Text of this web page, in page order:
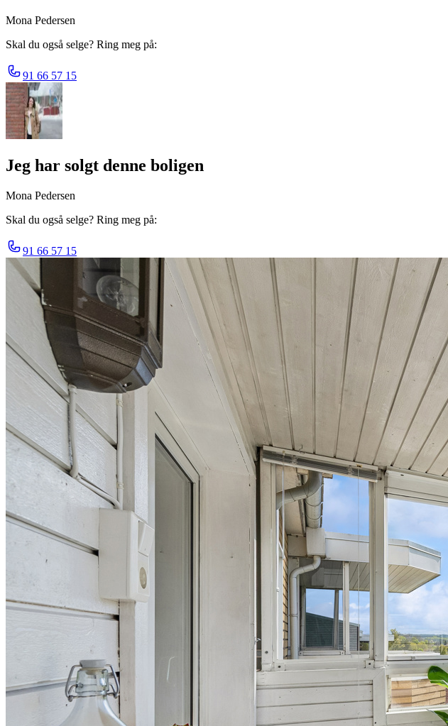
Mona Pedersen
Skal du også selge? Ring meg på:
91 66 57 15
Jeg har solgt denne boligen
Mona Pedersen
Skal du også selge? Ring meg på:
91 66 57 15